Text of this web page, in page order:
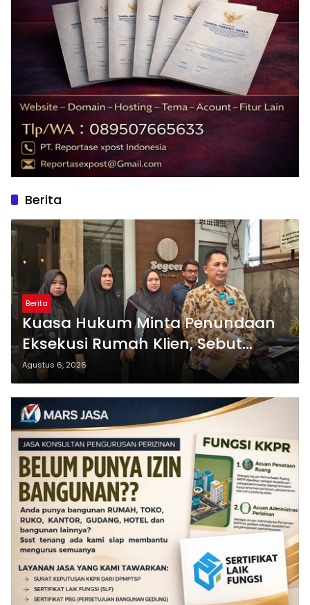
Berita
Berita
Kuasa Hukum Minta Penundaan
Eksekusi Rumah Klien, Sebut
Masih Ada Sejumlah Perkara
Hukum yang Berjalan
Agustus 6, 2026